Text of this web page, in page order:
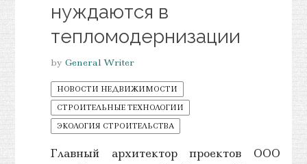
нуждаются в
тепломодернизации
by General Writer
НОВОСТИ НЕДВИЖИМОСТИ
СТРОИТЕЛЬНЫЕ ТЕХНОЛОГИИ
ЭКОЛОГИЯ СТРОИТЕЛЬСТВА
Главный архитектор проектов ООО